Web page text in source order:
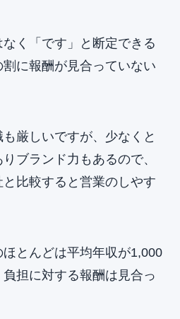
なく「です」と断定できる
に報酬が見合っていない
厳しいですが、少なくと
ブランド力もあるので、
比較すると営業のしやす
とんどは平均年収が1,000
担に対する報酬は見合っ